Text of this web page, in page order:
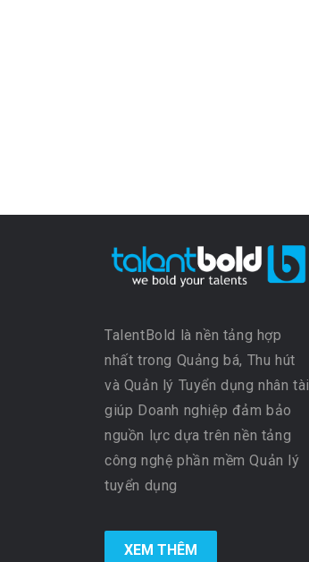
TalentBold là nền tảng hợp
nhất trong Quảng bá, Thu hút
và Quản lý Tuyển dụng nhân tài
giúp Doanh nghiệp đảm bảo
nguồn lực dựa trên nền tảng
công nghệ phần mềm Quản lý
tuyển dụng
XEM THÊM